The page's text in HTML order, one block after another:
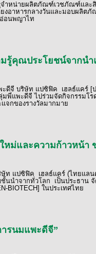
จำหน่ายผลิตภัณฑ์เวชภัณฑ์และ
อาหารกลางวันและมอบผลิต
อนพญาไท
รู้คุณประโยชน์จากนำ
ะดีจี บริษัท แปซิฟิค เฮลธ์แคร์ [
พะดีจี ไปร่วมจัดกิจกรรมโรด
จกของรางวัลมากมาย
หม่และความก้าวหน้า
ษัท แปซิฟิค เฮลธ์แคร์ (ไทยแล
นนำจากทั่วโลก
เป็นประธาน
BIOTECH] ในประเทศไทย
รนมแพะดีจี”